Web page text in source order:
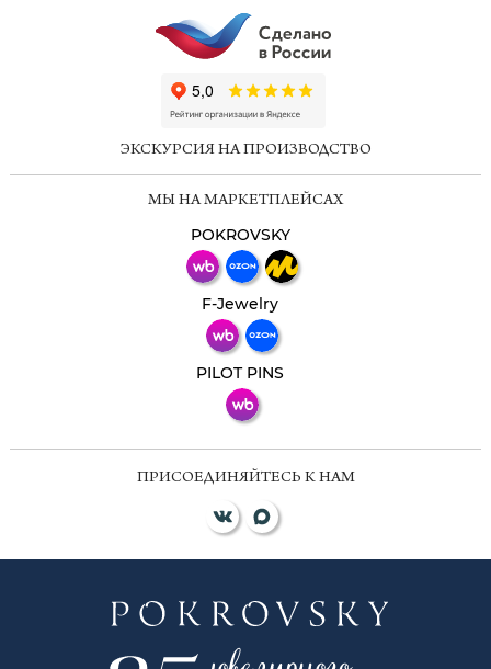
ЭКСКУРСИЯ НА ПРОИЗВОДСТВО
МЫ НА МАРКЕТПЛЕЙСАХ
POKROVSKY
F-Jewelry
PILOT PINS
ПРИСОЕДИНЯЙТЕСЬ К НАМ